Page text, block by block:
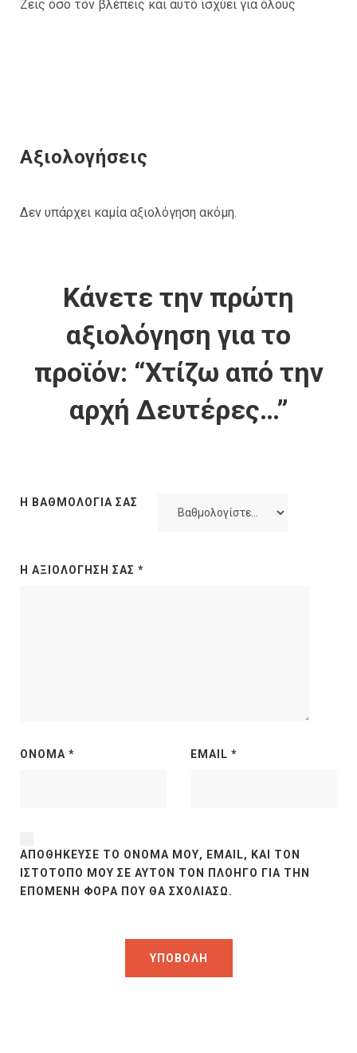
Ζεις όσο τον βλέπεις και αυτό ισχύει για όλους
Αξιολογήσεις
Δεν υπάρχει καμία αξιολόγηση ακόμη.
Κάνετε την πρώτη
αξιολόγηση για το
προϊόν: “Χτίζω από την
αρχή Δευτέρες…”
Η ΒΑΘΜΟΛΟΓΊΑ ΣΑΣ
Η ΑΞΙΟΛΌΓΗΣΉ ΣΑΣ *
ΌΝΟΜΑ * EMAIL *
ΑΠΟΘΉΚΕΥΣΕ ΤΟ ΌΝΟΜΆ ΜΟΥ, EMAIL, ΚΑΙ ΤΟΝ
ΙΣΤΌΤΟΠΟ ΜΟΥ ΣΕ ΑΥΤΌΝ ΤΟΝ ΠΛΟΗΓΌ ΓΙΑ ΤΗΝ
ΕΠΌΜΕΝΗ ΦΟΡΆ ΠΟΥ ΘΑ ΣΧΟΛΙΆΣΩ.